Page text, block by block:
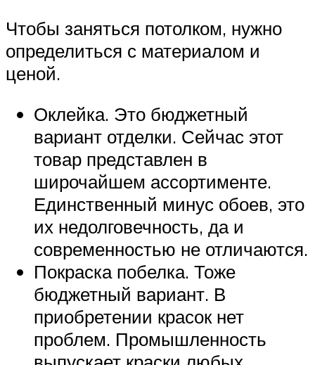
Чтобы заняться потолком, нужно
определиться с материалом и
ценой.
Оклейка. Это бюджетный
вариант отделки. Сейчас этот
товар представлен в
широчайшем ассортименте.
Единственный минус обоев, это
их недолговечность, да и
современностью не отличаются.
Покраска побелка. Тоже
бюджетный вариант. В
приобретении красок нет
проблем. Промышленность